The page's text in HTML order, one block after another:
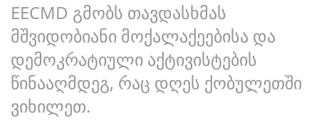
EECMD გმობს თავდასხმას
მშვიდობიანი მოქალაქეებისა და
დემოკრატიული აქტივისტების
წინააღმდეგ, რაც დღეს ქობულეთში
ვიხილეთ.